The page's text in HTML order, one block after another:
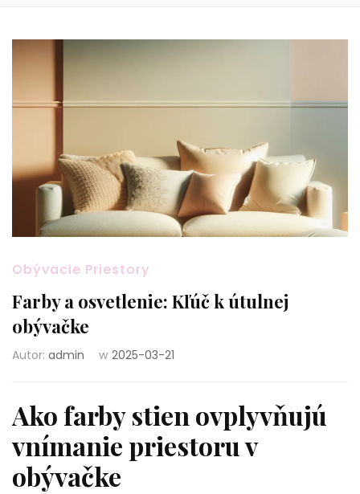
Obývacie Priestory
Farby a osvetlenie: Kľúč k útulnej
obývačke
Autor: admin w 2025-03-21
Ako farby stien ovplyvňujú
vnímanie priestoru v
obývačke